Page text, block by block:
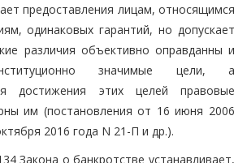
предоставления лицам, относящимся
одинаковых гарантий, но допускает
различия объективно оправданны и
значимые цели, а
достижения этих целей правовые
им (постановления от 16 июня 2006
2016 года N 21-П и др.).
Закона о банкротстве устанавливает,